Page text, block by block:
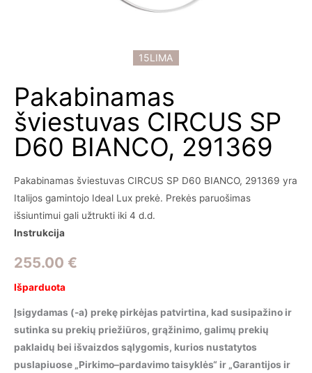
15LIMA
Pakabinamas
šviestuvas CIRCUS SP
D60 BIANCO, 291369
Pakabinamas šviestuvas CIRCUS SP D60 BIANCO, 291369 yra
Italijos gamintojo Ideal Lux prekė. Prekės paruošimas
išsiuntimui gali užtrukti iki 4 d.d.
Instrukcija
255.00 €
Išparduota
Įsigydamas (-a) prekę pirkėjas patvirtina, kad susipažino ir
sutinka su prekių priežiūros, grąžinimo, galimų prekių
paklaidų bei išvaizdos sąlygomis, kurios nustatytos
puslapiuose „Pirkimo–pardavimo taisyklės“ ir „Garantijos ir